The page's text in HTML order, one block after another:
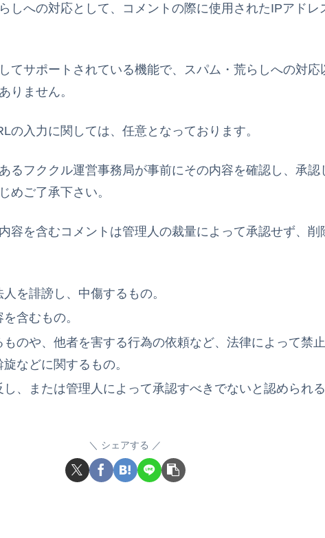
しへの対応として、コメントの際に使用されたIPアドレ
てサポートされている機能で、スパム・荒らしへの対応
りません。
の入力に関しては、任意となっております。
るフククル運営事務局が事前にその内容を確認し、承認
めご了承下さい。
容を含むコメントは管理人の裁量によって承認せず、削
を誹謗し、中傷するもの。
含むもの。
のや、他者を害する行為の依頼など、法律によって禁
などに関するもの。
、または管理人によって承認すべきでないと認められる
シェアする